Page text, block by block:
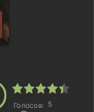
Голосов: 5